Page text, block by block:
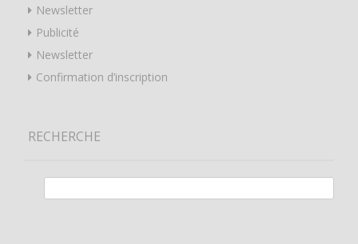
Newsletter
Publicité
Newsletter
Confirmation d’inscription
RECHERCHE